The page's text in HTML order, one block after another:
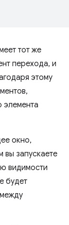
тот же
перехода, и
этому
элемента
окно,
вы запускаете
видимости
будет